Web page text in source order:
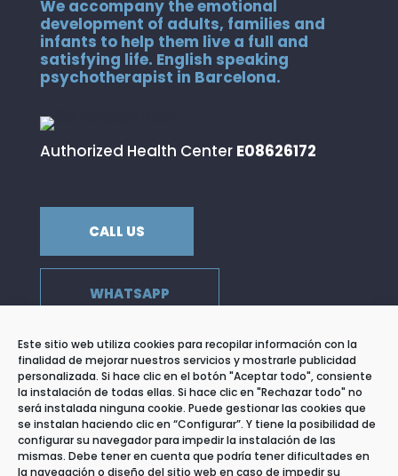
Este sitio web utiliza cookies para recopilar información con la
finalidad de mejorar nuestros servicios y mostrarle publicidad
personalizada. Si hace clic en el botón "Aceptar todo", consiente
la instalación de todas ellas. Si hace clic en "Rechazar todo" no
será instalada ninguna cookie. Puede gestionar las cookies que
se instalan haciendo clic en “Configurar”. Y tiene la posibilidad de
configurar su navegador para impedir la instalación de las
mismas. Debe tener en cuenta que podría tener dificultades en
la navegación o diseño del sitio web en caso de impedir su
We accompany the emotional
development of adults, families and
infants to help them live a full and
satisfying life. English speaking
psychotherapist in Barcelona.
Authorized Health Center E08626172
CALL US
WHATSAPP
ADDRESS
c/ de Llançà, 39 Entresuelo 3
08015 Barcelona
EMAIL
info@centrolapsi.com